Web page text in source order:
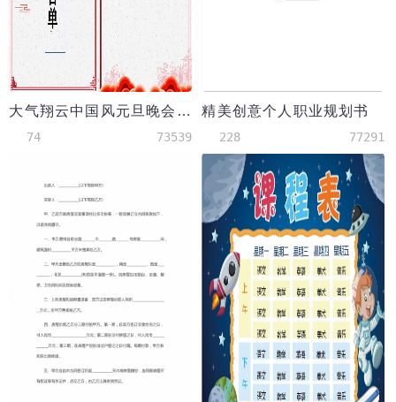
大气翔云中国风元旦晚会节目单
74 73539
精美创意个人职业规划书
228 77291